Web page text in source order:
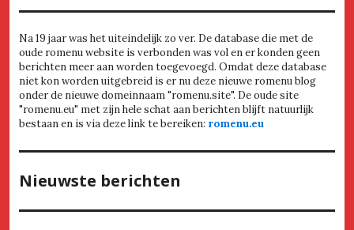
Na 19 jaar was het uiteindelijk zo ver. De database die met de
oude romenu website is verbonden was vol en er konden geen
berichten meer aan worden toegevoegd. Omdat deze database
niet kon worden uitgebreid is er nu deze nieuwe romenu blog
onder de nieuwe domeinnaam "romenu.site". De oude site
"romenu.eu" met zijn hele schat aan berichten blijft natuurlijk
bestaan en is via deze link te bereiken: romenu.eu
Nieuwste berichten